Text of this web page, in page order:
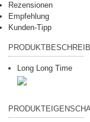
Rezensionen
Empfehlung
Kunden-Tipp
Long Long Time